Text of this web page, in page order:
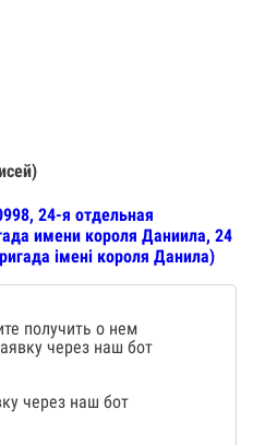
24-я отдельная
имени короля Даниила, 24
імені короля Данила)
получить о нем
через наш бот
через наш бот